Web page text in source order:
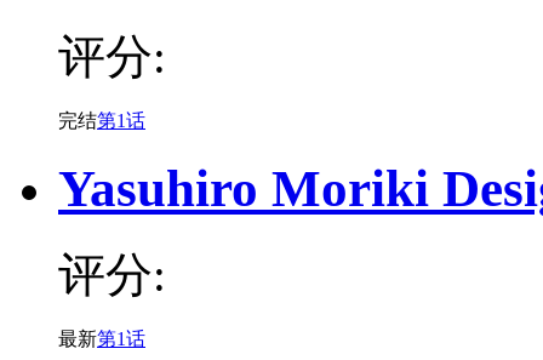
评分:
完结第1话
Yasuhiro Moriki
评分:
最新第1话